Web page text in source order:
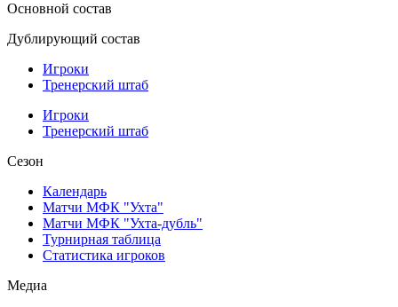
Основной состав
Дублирующий состав
Игроки
Тренерский штаб
Игроки
Тренерский штаб
Сезон
Календарь
Матчи МФК "Ухта"
Матчи МФК "Ухта-дубль"
Турнирная таблица
Статистика игроков
Медиа